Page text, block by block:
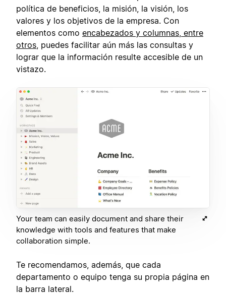
política de beneficios, la misión, la visión, los
valores y los objetivos de la empresa. Con
elementos como encabezados y columnas, entre
otros , puedes facilitar aún más las consultas y
lograr que la información resulte accesible de un
vistazo.
Your team can easily document and share their
knowledge with tools and features that make
collaboration simple.
Te recomendamos, además, que cada
departamento o equipo tenga su propia página en
la barra lateral.